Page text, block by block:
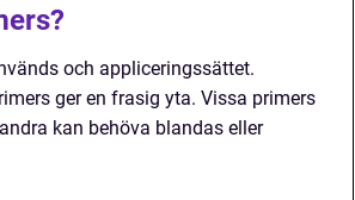
och appliceringssättet.
ger en frasig yta. Vissa primers
kan behöva blandas eller